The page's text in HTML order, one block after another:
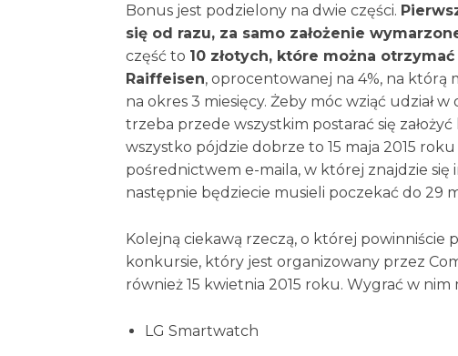
Bonus jest podzielony na dwie części.
się od razu, za samo założenie
część to 10 złotych, które można
Raiffeisen, oprocentowanej na 4%, na którą
na okres 3 miesięcy. Żeby móc wziąć udział
trzeba przede wszystkim postarać się
wszystko pójdzie dobrze to 15 maja 2015
pośrednictwem e-maila, w której znajdzie się
następnie będziecie musieli poczekać do 29
Kolejną ciekawą rzeczą, o której powinniście
konkursie, który jest organizowany przez
również 15 kwietnia 2015 roku. Wygrać w nim
LG Smartwatch